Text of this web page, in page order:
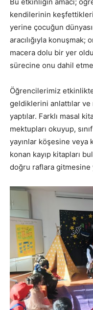
kendilerinin keşfettikleri
yerine çocuğun
aracılığıyla
macera dolu bir yer
sürecine onu dahil
Öğrencilerimiz
geldiklerini anlattılar ve
yaptılar. Farklı masal
mektupları okuyup,
yayınlar köşesine veya
konan kayıp kitapları
doğru raflara gitmesine